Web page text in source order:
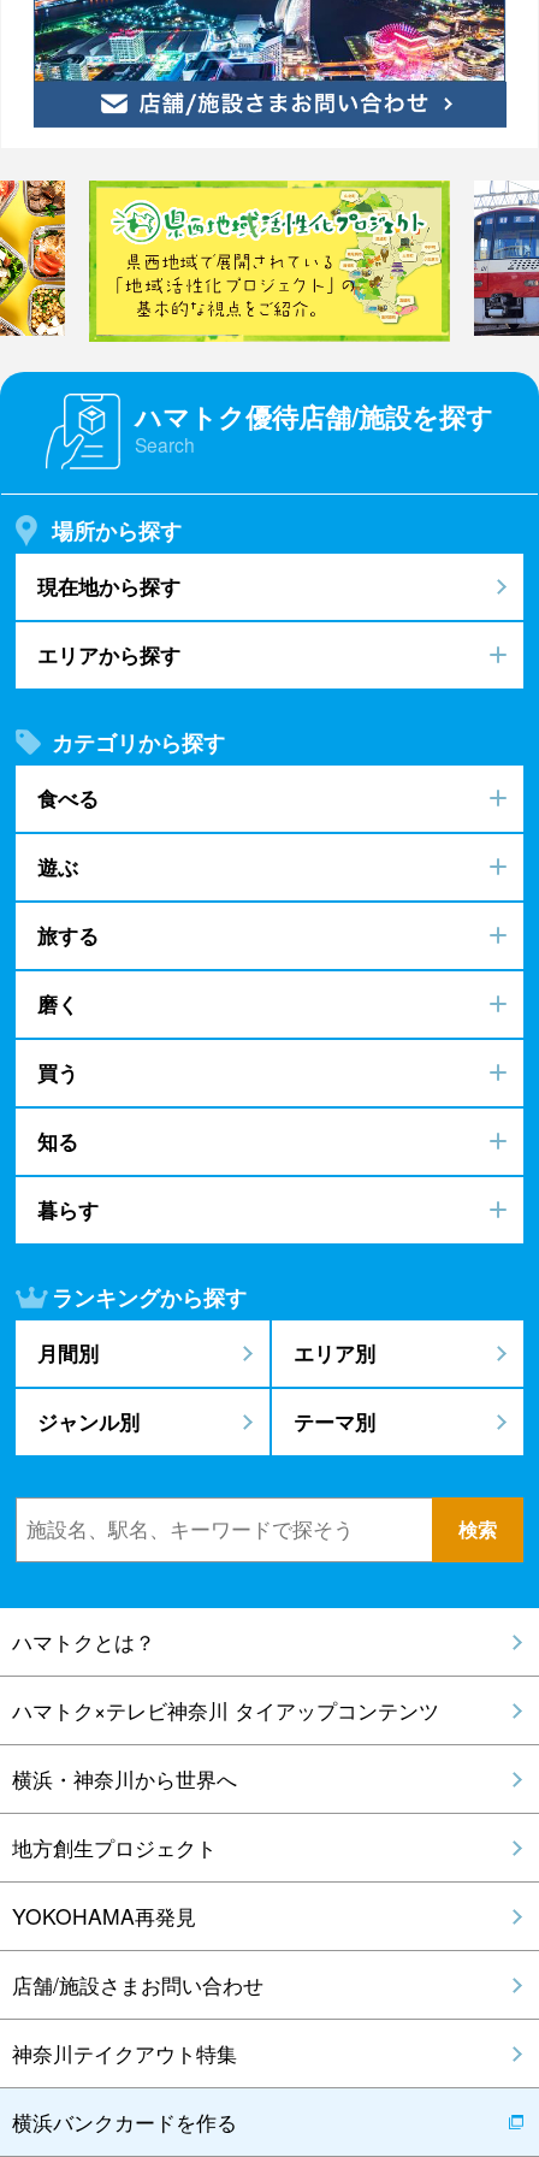
ハマトク優待店舗/施設を探す
Search
場所から探す
現在地から探す
エリアから探す
カテゴリから探す
食べる
遊ぶ
旅する
磨く
買う
知る
暮らす
ランキングから探す
月間別 エリア別
ジャンル別 テーマ別
ハマトクとは？
ハマトク×テレビ神奈川 タイアップコンテンツ
横浜・神奈川から世界へ
地方創生プロジェクト
YOKOHAMA再発見
店舗/施設さまお問い合わせ
神奈川テイクアウト特集
横浜バンクカードを作る